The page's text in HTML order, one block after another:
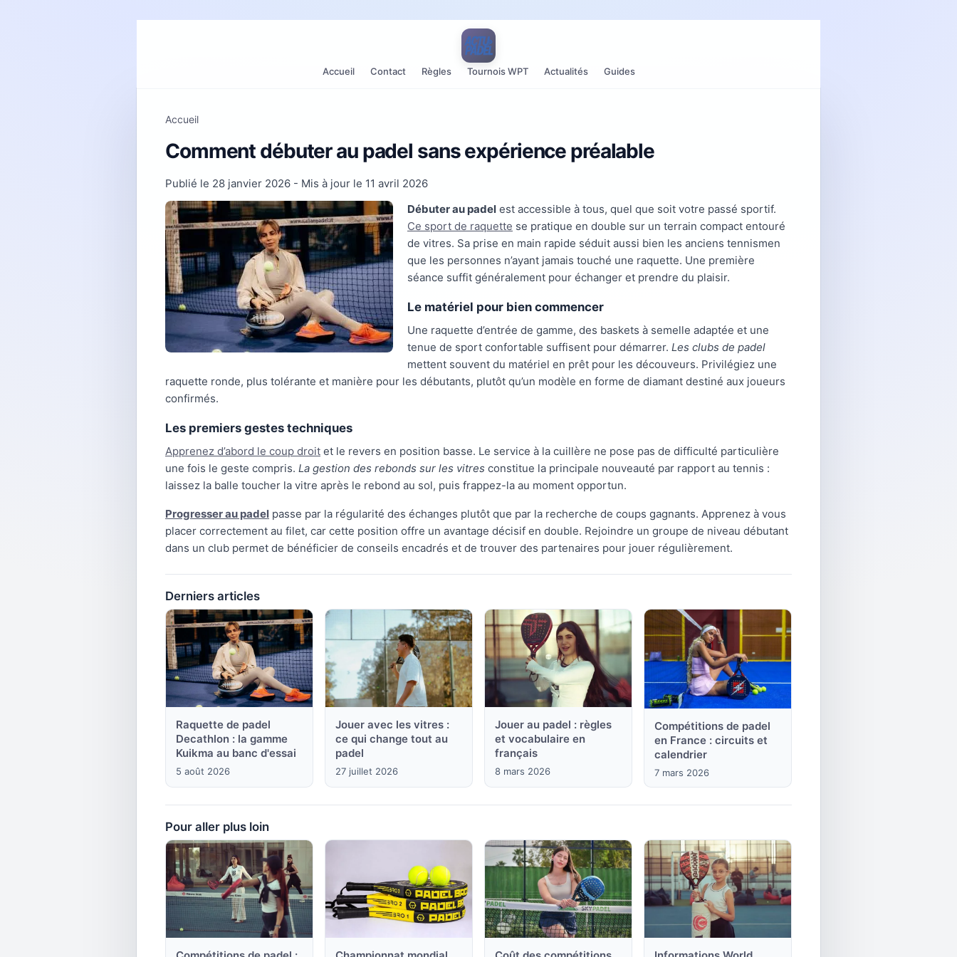
Accueil Contact Règles Tournois WPT Actualités Guides
Accueil
Comment débuter au padel sans expérience préalable
Publié le 28 janvier 2026 - Mis à jour le 11 avril 2026
Débuter au padel est accessible à tous, quel que soit votre passé sportif.
Ce sport de raquette se pratique en double sur un terrain compact entouré
de vitres. Sa prise en main rapide séduit aussi bien les anciens tennismen
que les personnes n’ayant jamais touché une raquette. Une première
séance suffit généralement pour échanger et prendre du plaisir.
Le matériel pour bien commencer
Une raquette d’entrée de gamme, des baskets à semelle adaptée et une
tenue de sport confortable suffisent pour démarrer. Les clubs de padel
mettent souvent du matériel en prêt pour les découveurs. Privilégiez une
raquette ronde, plus tolérante et manière pour les débutants, plutôt qu’un modèle en forme de diamant destiné aux joueurs
confirmés.
Les premiers gestes techniques
Apprenez d’abord le coup droit et le revers en position basse. Le service à la cuillère ne pose pas de difficulté particulière
une fois le geste compris. La gestion des rebonds sur les vitres constitue la principale nouveauté par rapport au tennis :
laissez la balle toucher la vitre après le rebond au sol, puis frappez-la au moment opportun.
Progresser au padel passe par la régularité des échanges plutôt que par la recherche de coups gagnants. Apprenez à vous
placer correctement au filet, car cette position offre un avantage décisif en double. Rejoindre un groupe de niveau débutant
dans un club permet de bénéficier de conseils encadrés et de trouver des partenaires pour jouer régulièrement.
Derniers articles
Raquette de padel
Decathlon : la gamme
Kuikma au banc d'essai
5 août 2026
Jouer avec les vitres :
ce qui change tout au
padel
27 juillet 2026
Jouer au padel : règles
et vocabulaire en
français
8 mars 2026
Compétitions de padel
en France : circuits et
calendrier
7 mars 2026
Pour aller plus loin